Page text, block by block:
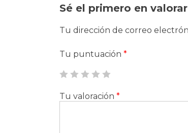
Sé el primero en
Tu dirección de correo
Tu puntuación *
Tu valoración *